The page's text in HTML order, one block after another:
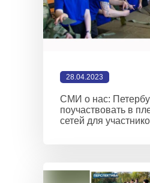
СМИ о нас:
поучаствовать в
сетей для
28.04.2023